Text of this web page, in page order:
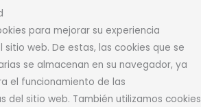
para mejorar su experiencia
web. De estas, las cookies que se
se almacenan en su navegador, ya
el funcionamiento de las
del sitio web. También utilizamos cookies